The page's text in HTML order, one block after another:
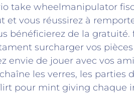
take wheelmanipulator
et vous réussirez à
bénéficierez de la
surcharger vos
envie de jouer avec vos
les verres, les parties
pour mint giving chaque